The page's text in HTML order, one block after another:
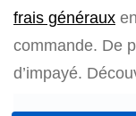
frais généraux
commande. De
d’impayé.